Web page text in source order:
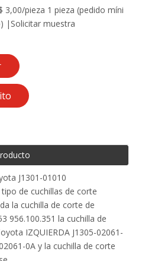
3,00/pieza 1 pieza (pedido míni
|Solicitar muestra
J1301-01010
de cuchillas de corte
la cuchilla de corte de
956.100.351 la cuchilla de
IZQUIERDA J1305-02061-
0A y la cuchilla de corte